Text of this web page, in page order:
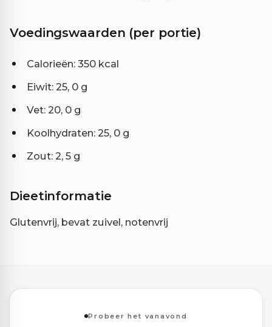
Voedingswaarden (per portie)
Calorieën: 350 kcal
Eiwit: 25, 0 g
Vet: 20, 0 g
Koolhydraten: 25, 0 g
Zout: 2, 5 g
Dieetinformatie
Glutenvrij, bevat zuivel, notenvrij
Probeer het vanavond